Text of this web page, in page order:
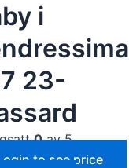
i
23-
0av 5
to see price